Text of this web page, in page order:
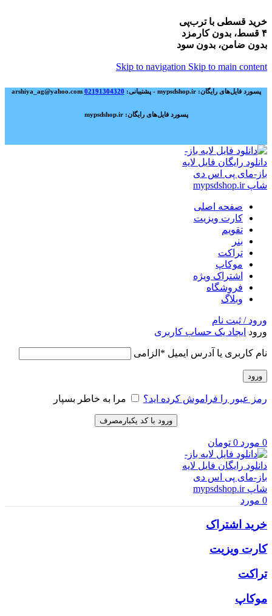
خرید قسطی با ترب‌پی
۴ قسط، بدون کارمزد
بدون ضامن، بدون سود
Skip to navigation Skip to main content
پسورد فایل‌های رایگان: mypsdshop.ir - پشتیبانی: arshiya_ag@yahoo.com 02191304320
پسورد فایل‌های رایگان: mypsdshop.ir
صفحه اصلی
کارت ویزیت
تقویم
بنر
تراکت
موکاپ
اشتراک ویژه
فروشگاه
وبلاگ
ورود / ثبت نام
ورود ایجاد یک حساب کاربری
نام کاربری یا آدرس ایمیل * الزامی
ورود
رمز عبور را فراموش کرده اید؟ مرا به خاطر بسپار
ورود با کد یکبارمصرف
0 مورد 0 تومان
0 مورد
خرید اشتراک
کارت ویزیت
تراکت
موکاپ